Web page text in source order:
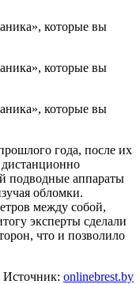
года, после их
подводные аппараты
обломки.
между собой,
эксперты сделали
что и позволило
Источник: onlinebrest.by